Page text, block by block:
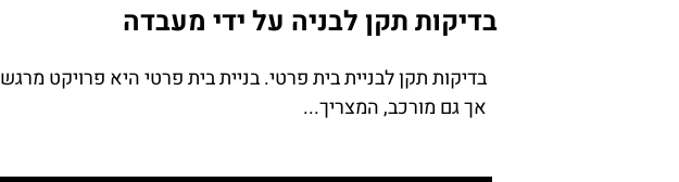
בדיקות תקן לבניה על ידי מעבדה
בדיקות תקן לבניית בית פרטי. בניית בית פרטי היא פרויקט מרגש
אך גם מורכב, המצריך...